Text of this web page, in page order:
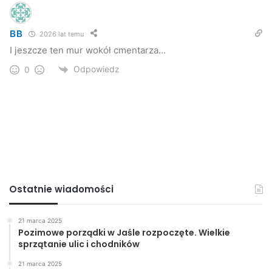
BB 2026 lat temu
I jeszcze ten mur wokół cmentarza…
0 Odpowiedz
Ostatnie wiadomości
21 marca 2025
Pozimowe porządki w Jaśle rozpoczęte. Wielkie
sprzątanie ulic i chodników
21 marca 2025